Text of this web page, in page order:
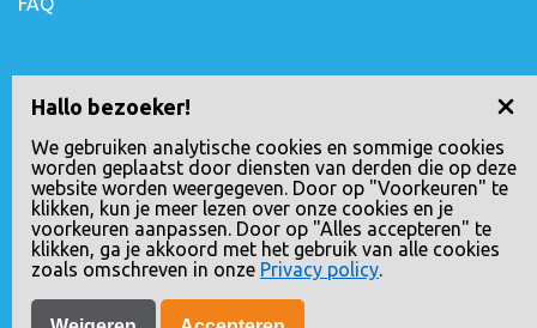
Hallo bezoeker!
We gebruiken analytische cookies en sommige cookies
worden geplaatst door diensten van derden die op deze
website worden weergegeven. Door op "Voorkeuren" te
klikken, kun je meer lezen over onze cookies en je
voorkeuren aanpassen. Door op "Alles accepteren" te
klikken, ga je akkoord met het gebruik van alle cookies
zoals omschreven in onze Privacy policy.
Contact opnemen
Escudostraat 2
2991 XV Barendrecht, Nederland
010-4971180
info@loopreizen.nl
KVK nr.: 24258592